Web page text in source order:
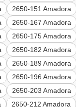
2650-151 Amadora
2650-167 Amadora
2650-175 Amadora
2650-182 Amadora
2650-189 Amadora
2650-196 Amadora
2650-203 Amadora
2650-212 Amadora